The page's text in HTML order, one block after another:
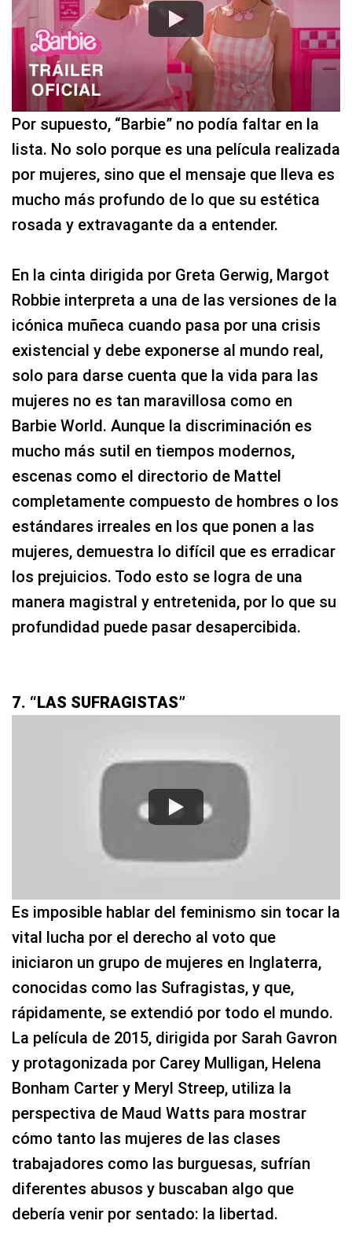
Por supuesto, “Barbie” no podía faltar en la
lista. No solo porque es una película realizada
por mujeres, sino que el mensaje que lleva es
mucho más profundo de lo que su estética
rosada y extravagante da a entender.
En la cinta dirigida por Greta Gerwig, Margot
Robbie interpreta a una de las versiones de la
icónica muñeca cuando pasa por una crisis
existencial y debe exponerse al mundo real,
solo para darse cuenta que la vida para las
mujeres no es tan maravillosa como en
Barbie World. Aunque la discriminación es
mucho más sutil en tiempos modernos,
escenas como el directorio de Mattel
completamente compuesto de hombres o los
estándares irreales en los que ponen a las
mujeres, demuestra lo difícil que es erradicar
los prejuicios. Todo esto se logra de una
manera magistral y entretenida, por lo que su
profundidad puede pasar desapercibida.
7. “LAS SUFRAGISTAS”
Es imposible hablar del feminismo sin tocar la
vital lucha por el derecho al voto que
iniciaron un grupo de mujeres en Inglaterra,
conocidas como las Sufragistas, y que,
rápidamente, se extendió por todo el mundo.
La película de 2015, dirigida por Sarah Gavron
y protagonizada por Carey Mulligan, Helena
Bonham Carter y Meryl Streep, utiliza la
perspectiva de Maud Watts para mostrar
cómo tanto las mujeres de las clases
trabajadores como las burguesas, sufrían
diferentes abusos y buscaban algo que
debería venir por sentado: la libertad.